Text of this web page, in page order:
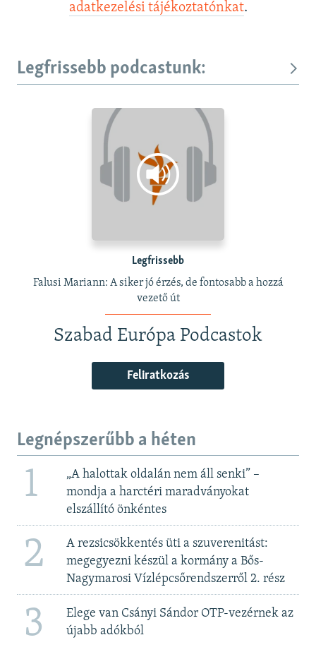
adatkezelési tájékoztatónkat.
Legfrissebb podcastunk:
Legfrissebb
Falusi Mariann: A siker jó érzés, de fontosabb a hozzá
vezető út
Szabad Európa Podcastok
Feliratkozás
Legnépszerűbb a héten
1
„A halottak oldalán nem áll senki” –
mondja a harctéri maradványokat
elszállító önkéntes
2
A rezsicsökkentés üti a szuverenitást:
megegyezni készül a kormány a Bős-
Nagymarosi Vízlépcsőrendszerről 2. rész
3
Elege van Csányi Sándor OTP-vezérnek az
újabb adókból